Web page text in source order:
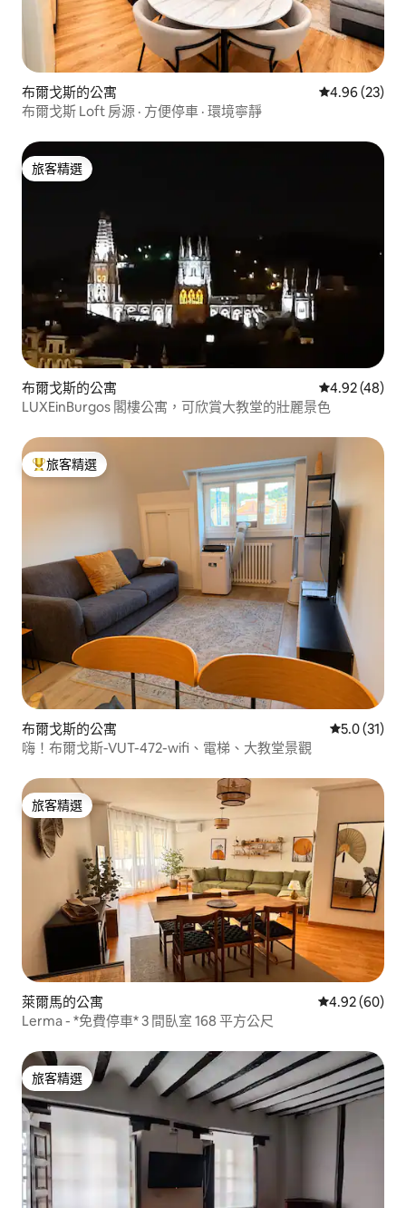
布爾戈斯的公寓 從 23 則評價
4.96 (23)
布爾戈斯 Loft 房源 · 方便停車 · 環境寧靜
旅客精選
旅客精選
布爾戈斯的公寓 從 48 則評價
4.92 (48)
LUXEinBurgos 閣樓公寓，可欣賞大教堂的壯麗景色
旅客精選榜首
旅客精選
布爾戈斯的公寓 從 31 則評
5.0 (31)
嗨！布爾戈斯-VUT-472-wifi、電梯、大教堂景觀
旅客精選
旅客精選
萊爾馬的公寓 從 60 則評價
4.92 (60)
Lerma - *免費停車* 3 間臥室 168 平方公尺
旅客精選
旅客精選